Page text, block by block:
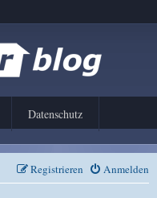
Datenschutz
Anmelden
Registrieren